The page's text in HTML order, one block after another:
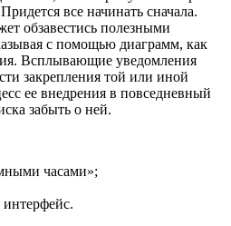
все начинать сначала.
обзавестись полезными
с помощью диаграмм, как
Всплывающие уведомления
закрепления той или иной
ее внедрения в повседневный
забыть о ней.
часами»;